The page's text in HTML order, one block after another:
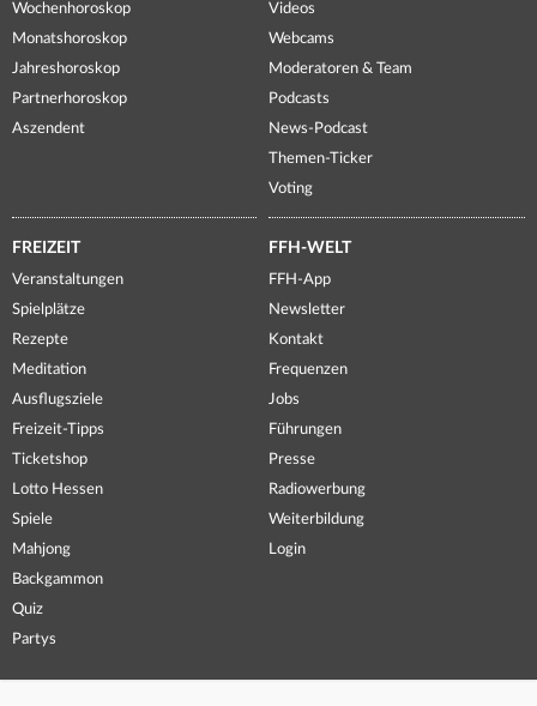
Wochenhoroskop
Monatshoroskop
Jahreshoroskop
Partnerhoroskop
Aszendent
Videos
Webcams
Moderatoren & Team
Podcasts
News-Podcast
Themen-Ticker
Voting
FREIZEIT
Veranstaltungen
Spielplätze
Rezepte
Meditation
Ausflugsziele
Freizeit-Tipps
Ticketshop
Lotto Hessen
Spiele
Mahjong
Backgammon
Quiz
Partys
FFH-WELT
FFH-App
Newsletter
Kontakt
Frequenzen
Jobs
Führungen
Presse
Radiowerbung
Weiterbildung
Login